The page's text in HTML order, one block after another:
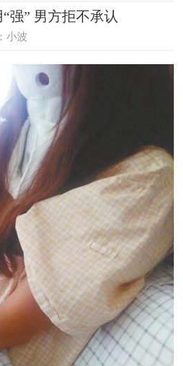
强” 男方拒不承认
小波